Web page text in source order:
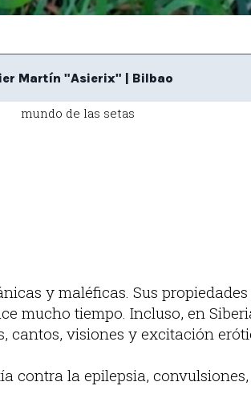
Martín "Asierix" | Bilbao
mundo de las setas
y maléficas. Sus
mucho tiempo. Incluso, en
cantos, visiones y excitación
contra la epilepsia, convulsiones,